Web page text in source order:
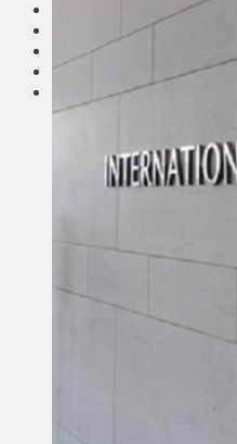
Сейм Литвы
Культура
Больше
ЛК рекомендует
Сеньорам
Происшествия
Деньги